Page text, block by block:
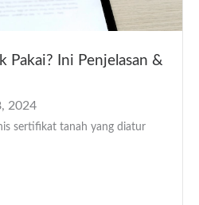
Ini Penjelasan &
2024
sertifikat tanah yang diatur